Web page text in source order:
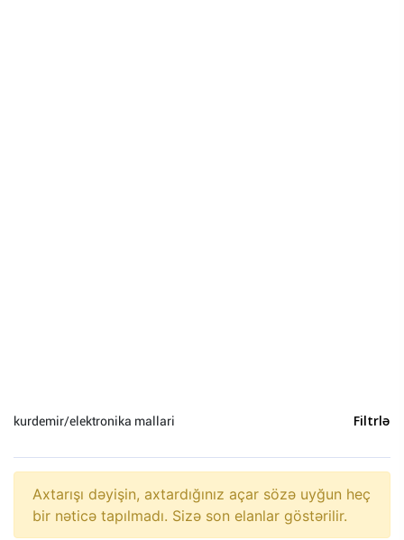
kurdemir/elektronika mallari Filtrlə
Axtarışı dəyişin, axtardığınız açar sözə uyğun heç
bir nəticə tapılmadı. Sizə son elanlar göstərilir.